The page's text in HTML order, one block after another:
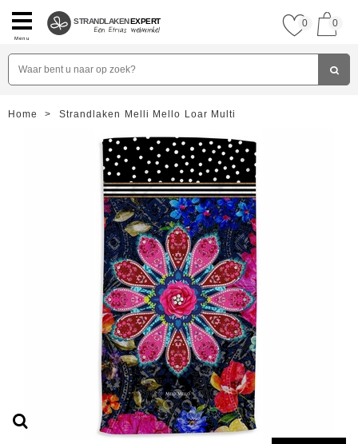
Menu
STRANDLAKENEXPERT 0 0
Home > Strandlaken Melli Mello Loar Multi